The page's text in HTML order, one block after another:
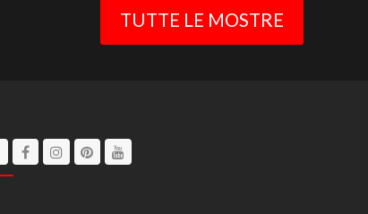
TUTTE LE MOSTRE
TwitterFacebookInstagram
PinterestYoutube